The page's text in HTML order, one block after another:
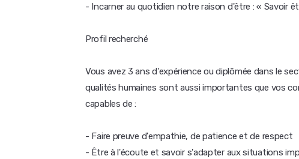
- Incarner au quotidien notre raison d'être : « Savoir
Profil recherché
Vous avez 3 ans d'expérience ou diplômée dans le
qualités humaines sont aussi importantes que vos
capables de :
- Faire preuve d'empathie, de patience et de respect
- Être à l'écoute et savoir s'adapter aux situations